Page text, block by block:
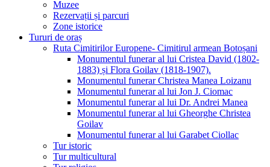
Muzee
Rezervații și parcuri
Zone istorice
Tururi de oraș
Ruta Cimitirilor Europene- Cimitirul armean Botoșani
Monumentul funerar al lui Cristea David (1802-
1883) și Flora Goilav (1818-1907).
Monumentul funerar Christea Manea Loizanu
Monumentul funerar al lui Jon J. Ciomac
Monumentul funerar al lui Dr. Andrei Manea
Monumentul funerar al lui Gheorghe Christea
Goilav
Monumentul funerar al lui Garabet Ciollac
Tur istoric
Tur multicultural